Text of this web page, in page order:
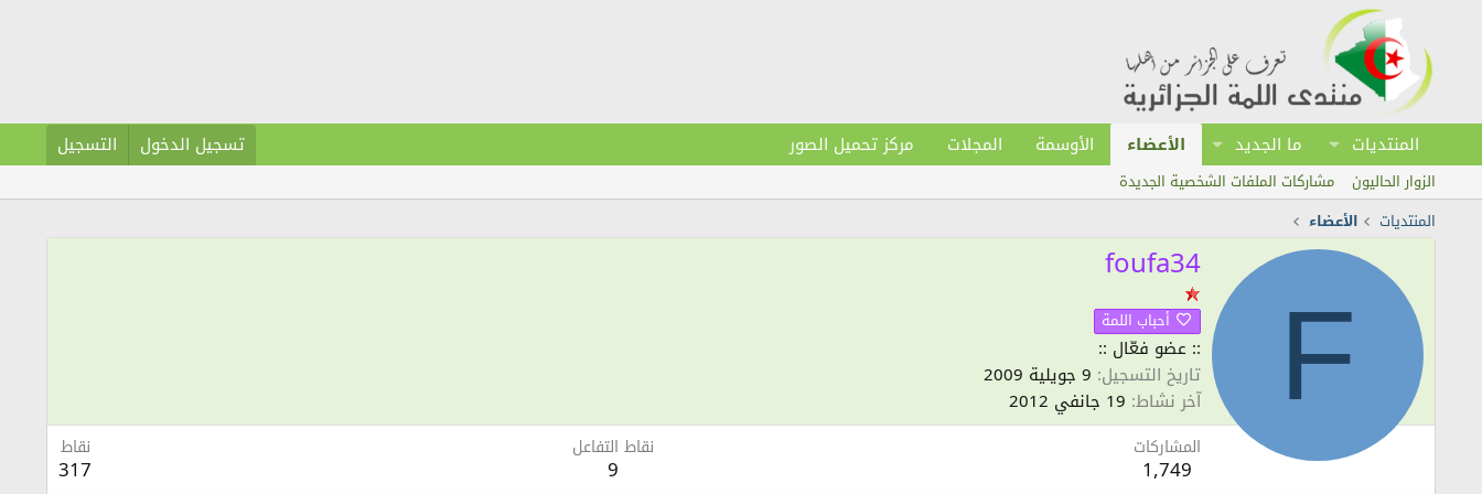
المنتديات ما الجديد الأعضاء الأوسمة المجلات مركز تحميل الصور تسجيل الدخول التسجيل
الزوار الحاليون
مشاركات الملفات الشخصية الجديدة
المنتديات
الأعضاء
F
foufa34
أحباب اللمة
:: عضو فعّال ::
تاريخ التسجيل 9 جويلية 2009
آخر نشاط 19 جانفي 2012
المشاركات
1,749
نقاط التفاعل
9
نقاط
317